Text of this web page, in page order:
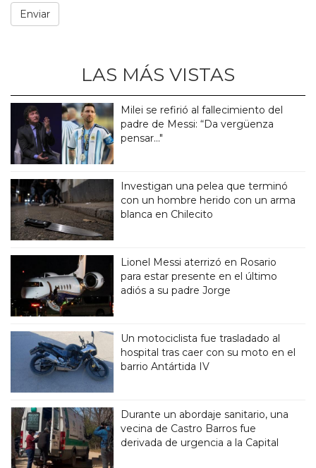
LAS MÁS VISTAS
Milei se refirió al fallecimiento del
padre de Messi: “Da vergüenza
pensar..."
Investigan una pelea que terminó
con un hombre herido con un arma
blanca en Chilecito
Lionel Messi aterrizó en Rosario
para estar presente en el último
adiós a su padre Jorge
Un motociclista fue trasladado al
hospital tras caer con su moto en el
barrio Antártida IV
Durante un abordaje sanitario, una
vecina de Castro Barros fue
derivada de urgencia a la Capital